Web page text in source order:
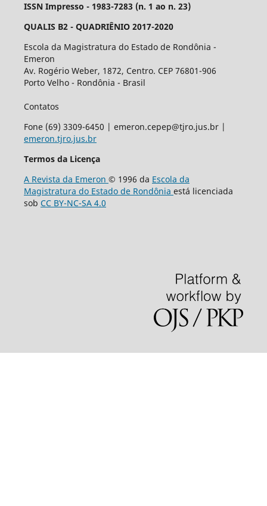
ISSN Impresso - 1983-7283 (n. 1 ao n. 23)
QUALIS B2 - QUADRIÊNIO 2017-2020
Escola da Magistratura do Estado de Rondônia -
Emeron
Av. Rogério Weber, 1872, Centro. CEP 76801-906
Porto Velho - Rondônia - Brasil
Contatos
Fone (69) 3309-6450 | emeron.cepep@tjro.jus.br |
emeron.tjro.jus.br
Termos da Licença
A Revista da Emeron © 1996 da Escola da
Magistratura do Estado de Rondônia está licenciada
sob CC BY-NC-SA 4.0